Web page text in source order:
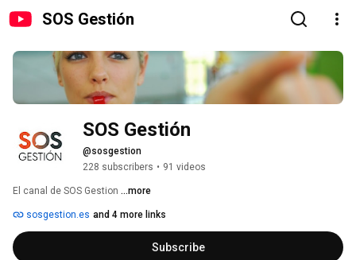
SOS Gestión
SOS Gestión
@sosgestion
228 subscribers • 91 videos
El canal de SOS Gestion ...more
sosgestion.es and 4 more links
Subscribe